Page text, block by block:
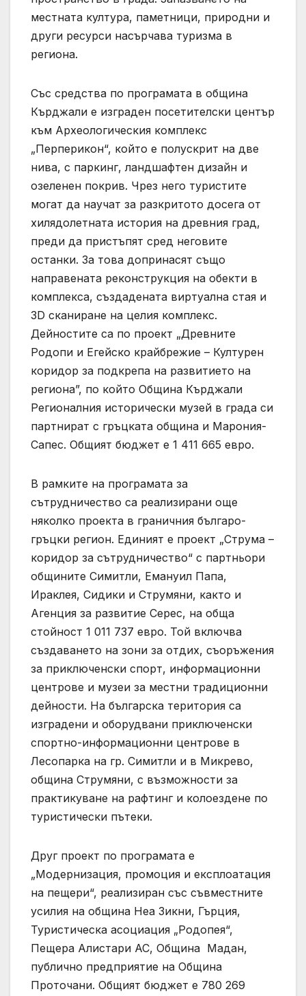
местната култура, паметници, природни и
други ресурси насърчава туризма в
региона.
Със средства по програмата в община
Кърджали е изграден посетителски център
към Археологическия комплекс
„Перперикон“, който е полускрит на две
нива, с паркинг, ландшафтен дизайн и
озеленен покрив. Чрез него туристите
могат да научат за разкритото досега от
хилядолетната история на древния град,
преди да пристъпят сред неговите
останки. За това допринасят също
направената реконструкция на обекти в
комплекса, създадената виртуална стая и
3D сканиране на целия комплекс.
Дейностите са по проект „Древните
Родопи и Егейско крайбрежие – Културен
коридор за подкрепа на развитието на
региона”, по който Община Кърджали
Регионалния исторически музей в града си
партнират с гръцката община и Марония-
Сапес. Общият бюджет е 1 411 665 евро.
В рамките на програмата за
сътрудничество са реализирани още
няколко проекта в граничния българо-
гръцки регион. Единият е проект „Струма –
коридор за сътрудничество“ с партньори
общините Симитли, Емануил Папа,
Ираклея, Сидики и Струмяни, както и
Агенция за развитие Серес, на обща
стойност 1 011 737 евро. Той включва
създаването на зони за отдих, съоръжения
за приключенски спорт, информационни
центрове и музеи за местни традиционни
дейности. На българска територия са
изградени и оборудвани приключенски
спортно-информационни центрове в
Лесопарка на гр. Симитли и в Микрево,
община Струмяни, с възможности за
практикуване на рафтинг и колоездене по
туристически пътеки.
Друг проект по програмата е
„Модернизация, промоция и експлоатация
на пещери“, реализиран със съвместните
усилия на община Неа Зикни, Гърция,
Туристическа асоциация „Родопея“,
Пещера Алистари АС, Община Мадан,
публично предприятие на Община
Проточани. Общият бюджет е 780 269